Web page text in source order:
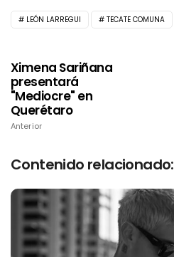
LEÓN LARREGUI TECATE COMUNA
Ximena Sariñana
presentará
"Mediocre" en
Querétaro
Anterior
Contenido relacionado: